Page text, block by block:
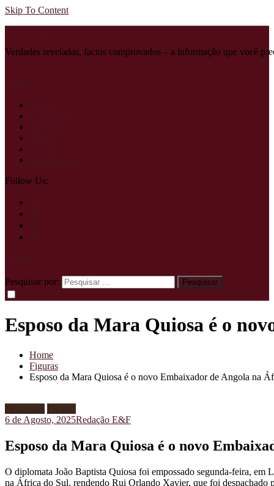
Skip To Content
Verdades reveladas, factos comprovados – a informação que você
Follow Us:
Pesquisar por:
Esposo da Mara Quiosa é o
Home
Figuras
Esposo da Mara Quiosa é o novo Embaixador de Angola na
Destaques Figuras
6 de Agosto, 2025Redação E&F
Esposo da Mara Quiosa é o novo
O diplomata João Baptista Quiosa foi empossado segunda-feira,
na África do Sul, rendendo Rui Orlando Xavier, que foi